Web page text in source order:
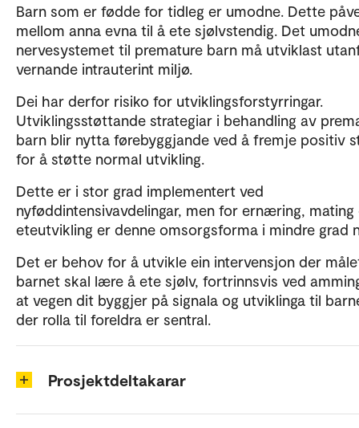
Barn som er fødde for tidleg er umodne. Dette
mellom anna evna til å ete sjølvstendig. Det
nervesystemet til premature barn må utviklast
vernande intrauterint miljø.
Dei har derfor risiko for utviklingsforstyrringar.
Utviklingsstøttande strategiar i behandling av
barn blir nytta førebyggjande ved å fremje positiv
for å støtte normal utvikling.
Dette er i stor grad implementert ved
nyføddintensivavdelingar, men for ernæring, mating
eteutvikling er denne omsorgsforma i mindre grad
Det er behov for å utvikle ein intervensjon der
barnet skal lære å ete sjølv, fortrinnsvis ved
at vegen dit byggjer på signala og utviklinga til
der rolla til foreldra er sentral.
Prosjektdeltakarar